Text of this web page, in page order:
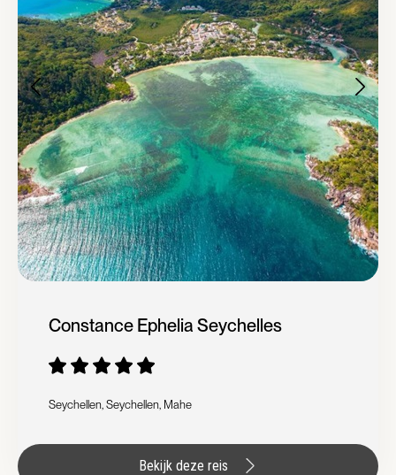
Constance Ephelia Seychelles
Seychellen, Seychellen, Mahe
Bekijk deze reis